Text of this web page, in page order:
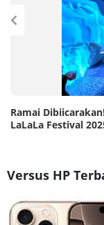
Ramai
LaLaLa Festival
Versus HP